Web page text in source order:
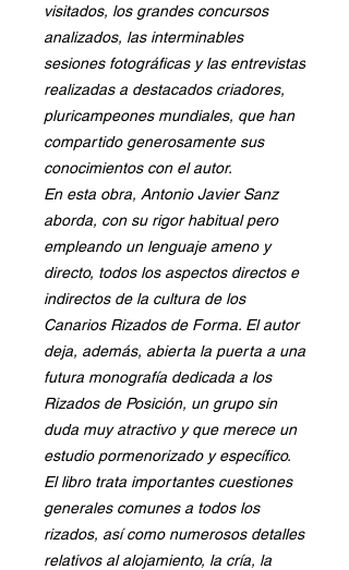
visitados, los grandes concursos
analizados, las interminables
sesiones fotográficas y las entrevistas
realizadas a destacados criadores,
pluricampeones mundiales, que han
compartido generosamente sus
conocimientos con el autor.
En esta obra, Antonio Javier Sanz
aborda, con su rigor habitual pero
empleando un lenguaje ameno y
directo, todos los aspectos directos e
indirectos de la cultura de los
Canarios Rizados de Forma. El autor
deja, además, abierta la puerta a una
futura monografía dedicada a los
Rizados de Posición, un grupo sin
duda muy atractivo y que merece un
estudio pormenorizado y específico.
El libro trata importantes cuestiones
generales comunes a todos los
rizados, así como numerosos detalles
relativos al alojamiento, la cría, la